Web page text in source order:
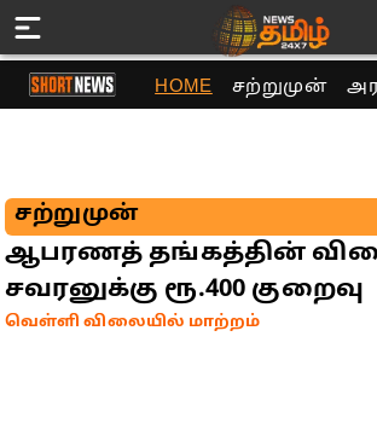
HOME சற்றுமுன்
சற்றுமுன்
ஆபரணத் தங்கத்தின்
சவரனுக்கு ரூ.400 குறைவு
வெள்ளி விலையில் மாற்றம்